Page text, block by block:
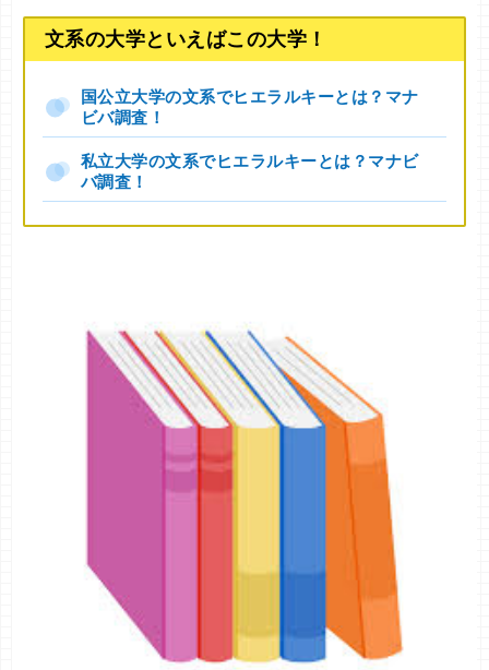
文系の大学といえばこの大学！
国公立大学の文系でヒエラルキーとは？マナ
ビバ調査！
私立大学の文系でヒエラルキーとは？マナビ
バ調査！